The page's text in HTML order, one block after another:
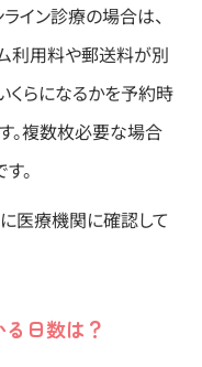
イン診療の場合は、
利用料や郵送料が別
くらになるかを予約時
。複数枚必要な場合
。
医療機関に確認して
日数は？